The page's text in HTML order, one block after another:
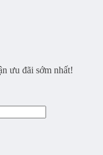
ưu đãi sớm nhất!